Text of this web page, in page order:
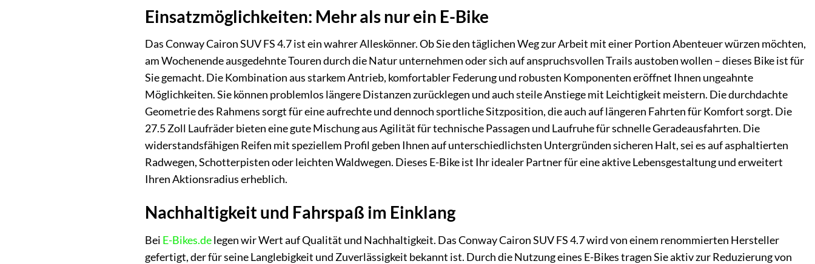
Einsatzmöglichkeiten: Mehr als nur ein E-Bike
Das Conway Cairon SUV FS 4.7 ist ein wahrer Alleskönner. Ob Sie den täglichen Weg zur Arbeit mit einer Portion Abenteuer würzen möchten,
am Wochenende ausgedehnte Touren durch die Natur unternehmen oder sich auf anspruchsvollen Trails austoben wollen – dieses Bike ist für
Sie gemacht. Die Kombination aus starkem Antrieb, komfortabler Federung und robusten Komponenten eröffnet Ihnen ungeahnte
Möglichkeiten. Sie können problemlos längere Distanzen zurücklegen und auch steile Anstiege mit Leichtigkeit meistern. Die durchdachte
Geometrie des Rahmens sorgt für eine aufrechte und dennoch sportliche Sitzposition, die auch auf längeren Fahrten für Komfort sorgt. Die
27.5 Zoll Laufräder bieten eine gute Mischung aus Agilität für technische Passagen und Laufruhe für schnelle Geradeausfahrten. Die
widerstandsfähigen Reifen mit speziellem Profil geben Ihnen auf unterschiedlichsten Untergründen sicheren Halt, sei es auf asphaltierten
Radwegen, Schotterpisten oder leichten Waldwegen. Dieses E-Bike ist Ihr idealer Partner für eine aktive Lebensgestaltung und erweitert
Ihren Aktionsradius erheblich.
Nachhaltigkeit und Fahrspaß im Einklang
Bei E-Bikes.delegen wir Wert auf Qualität und Nachhaltigkeit. Das Conway Cairon SUV FS 4.7 wird von einem renommierten Hersteller
gefertigt, der für seine Langlebigkeit und Zuverlässigkeit bekannt ist. Durch die Nutzung eines E-Bikes tragen Sie aktiv zur Reduzierung von